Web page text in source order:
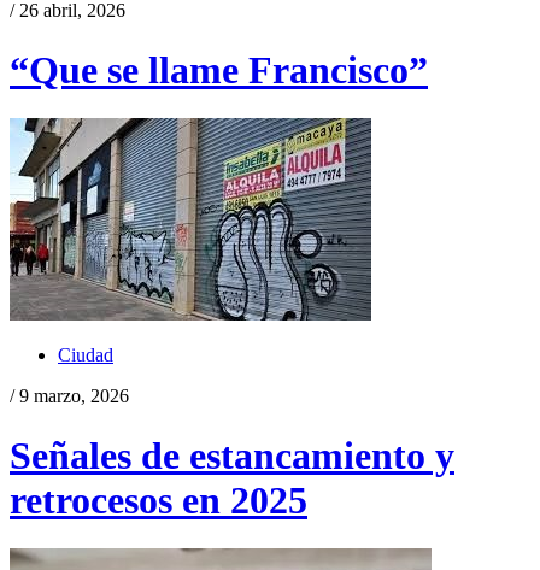
/ 26 abril, 2026
“Que se llame Francisco”
Ciudad
/ 9 marzo, 2026
Señales de estancamiento y
retrocesos en 2025